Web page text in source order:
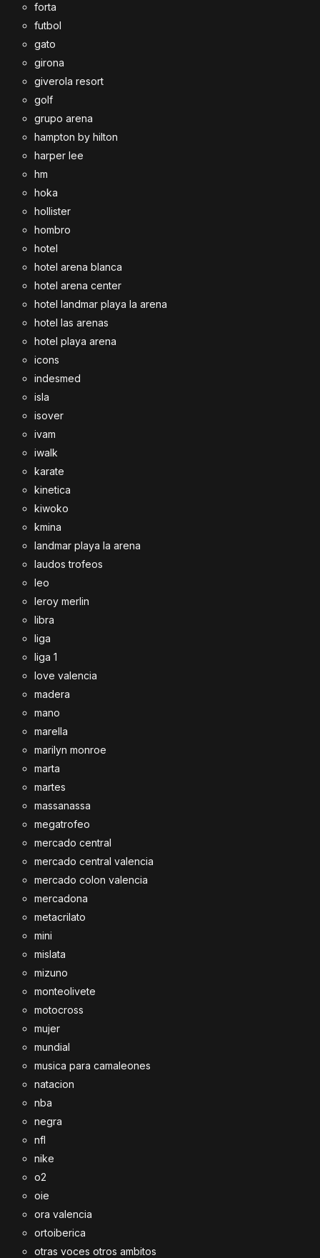
forta
futbol
gato
girona
giverola resort
golf
grupo arena
hampton by hilton
harper lee
hm
hoka
hollister
hombro
hotel
hotel arena blanca
hotel arena center
hotel landmar playa la arena
hotel las arenas
hotel playa arena
icons
indesmed
isla
isover
ivam
iwalk
karate
kinetica
kiwoko
kmina
landmar playa la arena
laudos trofeos
leo
leroy merlin
libra
liga
liga 1
love valencia
madera
mano
marella
marilyn monroe
marta
martes
massanassa
megatrofeo
mercado central
mercado central valencia
mercado colon valencia
mercadona
metacrilato
mini
mislata
mizuno
monteolivete
motocross
mujer
mundial
musica para camaleones
natacion
nba
negra
nfl
nike
o2
oie
ora valencia
ortoiberica
otras voces otros ambitos